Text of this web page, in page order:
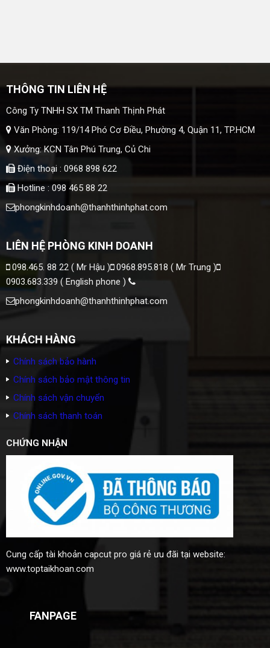
THÔNG TIN LIÊN HỆ
Công Ty TNHH SX TM Thanh Thịnh Phát
Văn Phòng: 119/14 Phó Cơ Điều, Phường 4, Quận 11, TP.HCM
Xưởng: KCN Tân Phú Trung, Củ Chi
Điện thoại : 0968 898 622
Hotline : 098 465 88 22
phongkinhdoanh@thanhthinhphat.com
LIÊN HỆ PHÒNG KINH DOANH
098.465. 88 22 ( Mr Hậu )
0968.895.818 ( Mr Trung )
0903.683.339 ( English phone )
phongkinhdoanh@thanhthinhphat.com
KHÁCH HÀNG
Chính sách bảo hành
Chính sách bảo mật thông tin
Chính sách vận chuyển
Chính sách thanh toán
CHỨNG NHẬN
Cung cấp tài khoản capcut pro giá rẻưu đãi tại website:
www.toptaikhoan.com
FANPAGE